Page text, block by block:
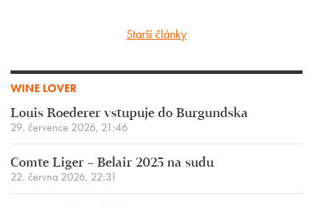
Starší články
WINE LOVER
Louis Roederer vstupuje do Burgundska
29. července 2026, 21:46
Comte Liger – Belair 2025 na sudu
22. června 2026, 22:31